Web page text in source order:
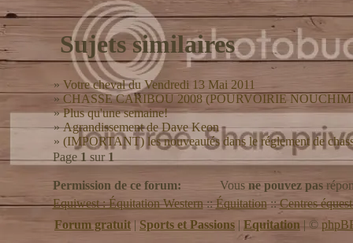
Sujets similaires
» Votre cheval du Vendredi 13 Mai 2011
» CHASSE CARIBOU 2008 (POURVOIRIE
»Plus qu'une semaine!
»Agrandissement de Dave Keon
» (IMPORTANT) les nouveautés dans le réglement de
Page1sur1
Permission de ce forum: Vous ne pouvez pas
Equiwest : Équitation Western::Équitation::Centres
Forum gratuit | Sports et Passions | Equitation | ©